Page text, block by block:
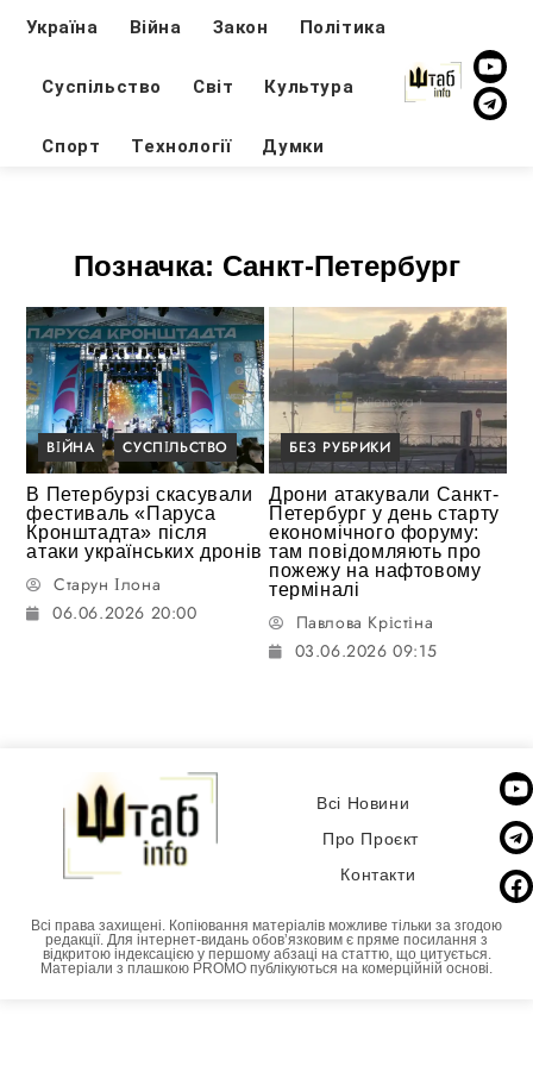
Україна Війна Закон Політика
Суспільство Світ Культура
Спорт Технології Думки
Позначка: Санкт-Петербург
ВІЙНА СУСПІЛЬСТВО
В Петербурзі скасували
фестиваль «Паруса
Кронштадта» після
атаки українських дронів
Старун Ілона
06.06.2026 20:00
БЕЗ РУБРИКИ
Дрони атакували Санкт-
Петербург у день старту
економічного форуму:
там повідомляють про
пожежу на нафтовому
терміналі
Павлова Крістіна
03.06.2026 09:15
Всі Новини
Про Проєкт
Контакти
Всі права захищені. Копіювання матеріалів можливе тільки за згодою
редакції. Для інтернет-видань обовʼязковим є пряме посилання з
відкритою індексацією у першому абзаці на статтю, що цитується.
Матеріали з плашкою PROMO публікуються на комерційній основі.